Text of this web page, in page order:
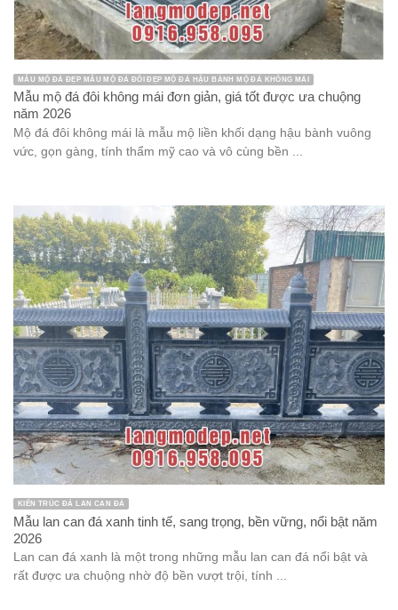
MẪU MỘ ĐÁ ĐẸP MẪU MỘ ĐÁ ĐÔI ĐẸP MỘ ĐÁ HẬU BÀNH MỘ ĐÁ KHÔNG MÁI
Mẫu mộ đá đôi không mái đơn giản, giá tốt được ưa chuộng
năm 2026
Mộ đá đôi không mái là mẫu mộ liền khối dạng hậu bành vuông
vức, gọn gàng, tính thẩm mỹ cao và vô cùng bền ...
KIẾN TRÚC ĐÁ LAN CAN ĐÁ
Mẫu lan can đá xanh tinh tế, sang trọng, bền vững, nổi bật năm
2026
Lan can đá xanh là một trong những mẫu lan can đá nổi bật và
rất được ưa chuộng nhờ độ bền vượt trội, tính ...